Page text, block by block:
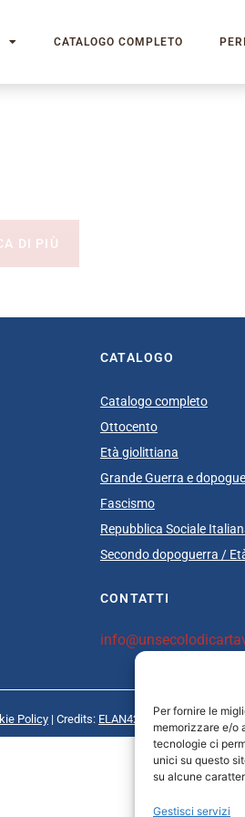
Per fornire le
memorizzare e/o
tecnologie ci
unici su questo
su alcune
Gestisci servizi
CATALOGO COMPLETO
DI PIÙ
CATALOGO
Catalogo completo
Ottocento
Età giolittiana
Grande Guerra e
Fascismo
Repubblica Sociale
Secondo dopoguerra /
CONTATTI
Policy | Credits: ELAN42 Web +